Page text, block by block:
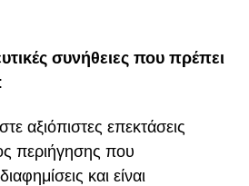
συνήθειες που πρέπει
:
αξιόπιστες επεκτάσεις
περιήγησης που
και είναι